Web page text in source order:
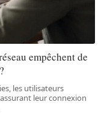
empêchent de
les utilisateurs
leur connexion